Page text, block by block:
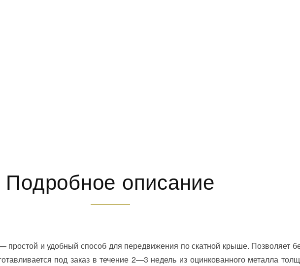
Подробное описание
простой и удобный способ для передвижения по скатной крыше. Позволяет
под заказ в течение 2—3 недель из оцинкованного металла